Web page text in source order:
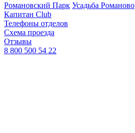
Романовский Парк Усадьба Романово
Капитан Club
Телефоны отделов
Схема проезда
Отзывы
8 800 500 54 22